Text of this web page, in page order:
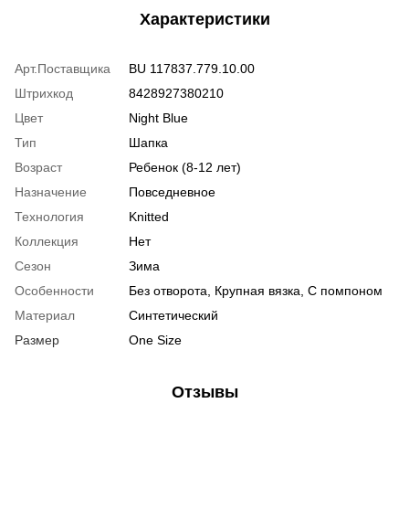
Характеристики
Арт.Поставщика
BU 117837.779.10.00
Штрихкод
8428927380210
Цвет
Night Blue
Тип
Шапка
Возраст
Ребенок (8-12 лет)
Назначение
Повседневное
Технология
Knitted
Коллекция
Нет
Сезон
Зима
Особенности
Без отворота, Крупная вязка, С помпоном
Материал
Синтетический
Размер
One Size
Отзывы